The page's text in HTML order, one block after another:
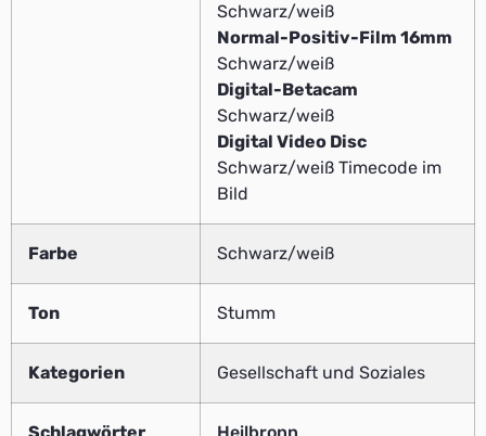
Schwarz/weiß
Normal-Positiv-Film 16mm
Schwarz/weiß
Digital-Betacam
Schwarz/weiß
Digital Video Disc
Schwarz/weiß Timecode im
Bild
Farbe Schwarz/weiß
Ton Stumm
Kategorien Gesellschaft und Soziales